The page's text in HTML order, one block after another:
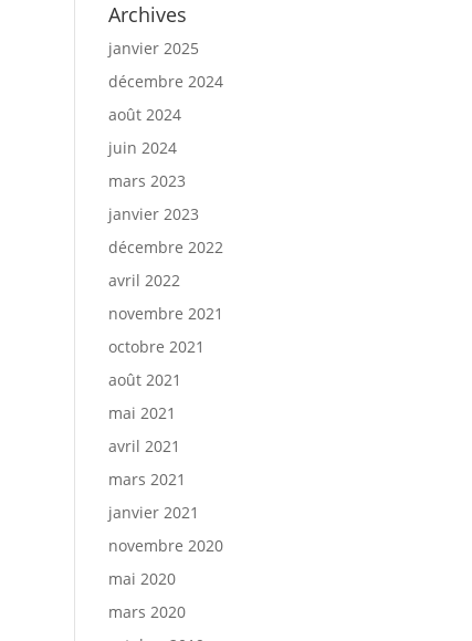
Archives
janvier 2025
décembre 2024
août 2024
juin 2024
mars 2023
janvier 2023
décembre 2022
avril 2022
novembre 2021
octobre 2021
août 2021
mai 2021
avril 2021
mars 2021
janvier 2021
novembre 2020
mai 2020
mars 2020